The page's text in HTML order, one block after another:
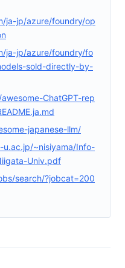
ja-jp/azure/foundry/op
ja-jp/azure/foundry/fo
sold-directly-by-
ChatGPT-rep
japanese-llm/
~nisiyama/Info-
Univ.pdf
search/?jobcat=200